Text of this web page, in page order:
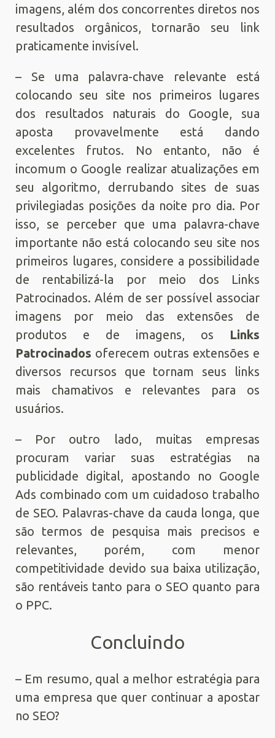
imagens, além dos concorrentes diretos nos
resultados orgânicos, tornarão seu link
praticamente invisível.
– Se uma palavra-chave relevante está
colocando seu site nos primeiros lugares
dos resultados naturais do Google, sua
aposta provavelmente está dando
excelentes frutos. No entanto, não é
incomum o Google realizar atualizações em
seu algoritmo, derrubando sites de suas
privilegiadas posições da noite pro dia. Por
isso, se perceber que uma palavra-chave
importante não está colocando seu site nos
primeiros lugares, considere a possibilidade
de rentabilizá-la por meio dos Links
Patrocinados. Além de ser possível associar
imagens por meio das extensões de
produtos e de imagens, os Links
Patrocinados oferecem outras extensões e
diversos recursos que tornam seus links
mais chamativos e relevantes para os
usuários.
– Por outro lado, muitas empresas
procuram variar suas estratégias na
publicidade digital, apostando no Google
Ads combinado com um cuidadoso trabalho
de SEO. Palavras-chave da cauda longa, que
são termos de pesquisa mais precisos e
relevantes, porém, com menor
competitividade devido sua baixa utilização,
são rentáveis tanto para o SEO quanto para
o PPC.
Concluindo
– Em resumo, qual a melhor estratégia para
uma empresa que quer continuar a apostar
no SEO?